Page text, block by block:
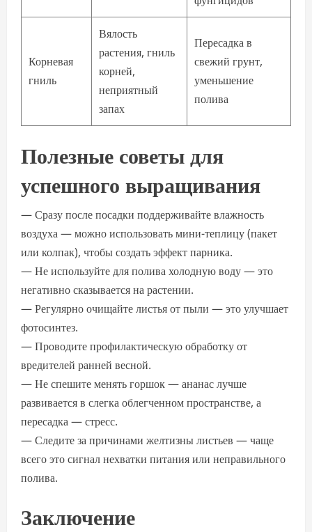
Корневая
гниль
Вялость
растения, гниль
корней,
неприятный
запах
Пересадка в
свежий грунт,
уменьшение
полива
Полезные советы для
успешного выращивания
— Сразу после посадки поддерживайте влажность
воздуха — можно использовать мини-теплицу (пакет
или колпак), чтобы создать эффект парника.
— Не используйте для полива холодную воду — это
негативно сказывается на растении.
— Регулярно очищайте листья от пыли — это улучшает
фотосинтез.
— Проводите профилактическую обработку от
вредителей ранней весной.
— Не спешите менять горшок — ананас лучше
развивается в слегка облегченном пространстве, а
пересадка — стресс.
— Следите за причинами желтизны листьев — чаще
всего это сигнал нехватки питания или неправильного
полива.
Заключение